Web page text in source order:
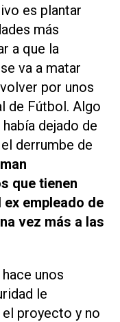
es plantar
más
a que la
va a matar
por unos
de Fútbol. Algo
dejado de
derrumbe de
que tienen
empleado de
vez más a las
unos
le
proyecto y no